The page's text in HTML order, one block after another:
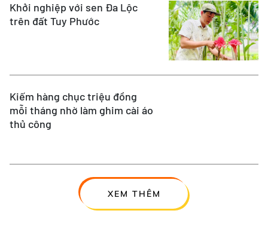
Khởi nghiệp với sen Đa Lộc
trên đất Tuy Phước
Kiếm hàng chục triệu đồng
mỗi tháng nhờ làm ghim cài áo
thủ công
XEM THÊM